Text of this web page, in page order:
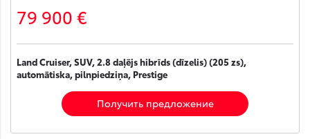
79 900 €
Land Cruiser, SUV, 2.8 daļējs hibrīds (dīzelis) (205 zs),
automātiska, pilnpiedziņa, Prestige
Получить предложение